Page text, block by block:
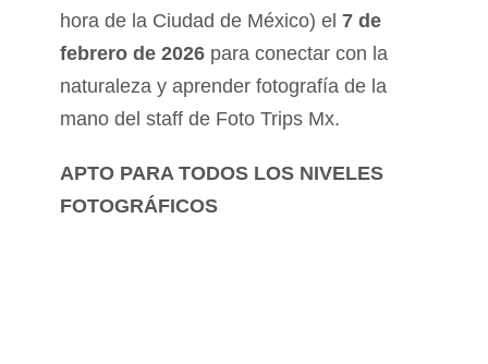
hora de la Ciudad de México) el 7 de
febrero de 2026 para conectar con la
naturaleza y aprender fotografía de la
mano del staff de Foto Trips Mx.
APTO PARA TODOS LOS NIVELES
FOTOGRÁFICOS